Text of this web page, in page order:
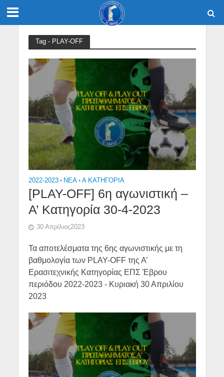
Tag - PLAY-OFF
2022-2023 • NEA • Α ΚΑΤΗΓΟΡΙΑ
[PLAY-OFF] 6η αγωνιστική –
Α’ Κατηγορία 30-4-2023
30 Απρίλιος2023
Τα αποτελέσματα της 6ης αγωνιστικής με τη
βαθμολογία των PLAY-OFF της Α’
Ερασιτεχνικής Κατηγορίας ΕΠΣ Έβρου
περιόδου 2022-2023 - Κυριακή 30 Απριλίου
2023